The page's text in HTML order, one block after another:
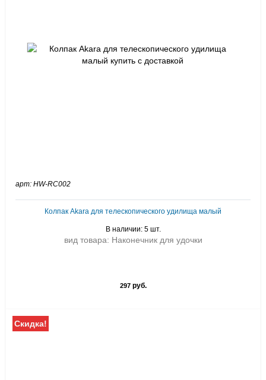
арт: HW-RC002
Колпак Akara для телескопического удилища малый
В наличии: 5 шт.
вид товара: Наконечник для удочки
297руб.
Скидка!